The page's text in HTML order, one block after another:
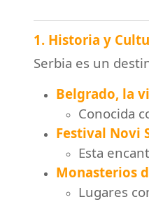
1. Historia y
Serbia es un
Belgrado, la
Conocida
Festival Novi
Esta
Monasterios
Lugares